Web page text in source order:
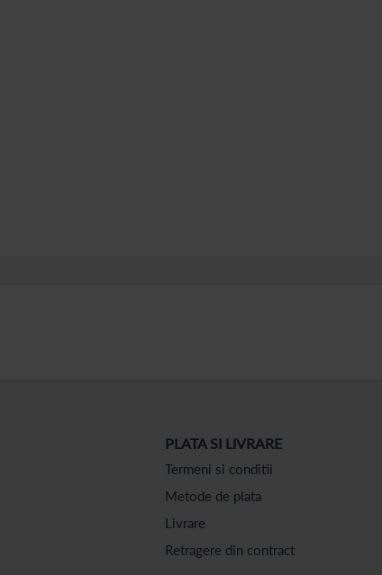
PLATA SI LIVRARE
Termeni si conditii
Metode de plata
Livrare
Retragere din contract